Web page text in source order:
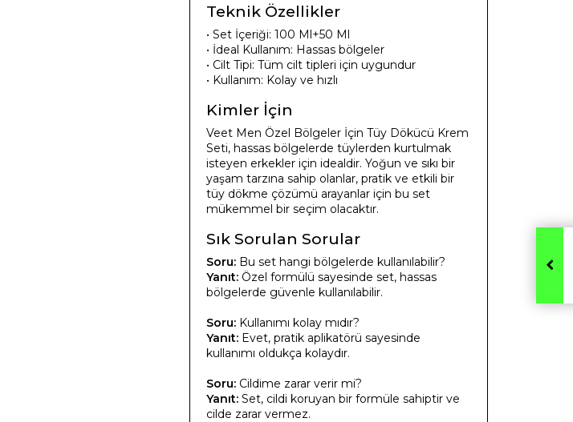
Teknik Özellikler
• Set İçeriği: 100 Ml+50 Ml
• İdeal Kullanım: Hassas bölgeler
• Cilt Tipi: Tüm cilt tipleri için uygundur
• Kullanım: Kolay ve hızlı
Kimler İçin
Veet Men Özel Bölgeler İçin Tüy Dökücü Krem
Seti, hassas bölgelerde tüylerden kurtulmak
isteyen erkekler için idealdir. Yoğun ve sıkı bir
yaşam tarzına sahip olanlar, pratik ve etkili bir
tüy dökme çözümü arayanlar için bu set
mükemmel bir seçim olacaktır.
Sık Sorulan Sorular
Soru: Bu set hangi bölgelerde kullanılabilir?
Yanıt: Özel formülü sayesinde set, hassas
bölgelerde güvenle kullanılabilir.
Soru: Kullanımı kolay mıdır?
Yanıt: Evet, pratik aplikatörü sayesinde
kullanımı oldukça kolaydır.
Soru: Cildime zarar verir mi?
Yanıt: Set, cildi koruyan bir formüle sahiptir ve
cilde zarar vermez.